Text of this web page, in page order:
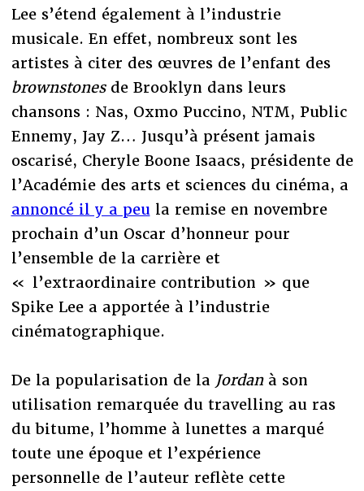
Lee s’étend également à l’industrie
musicale. En effet, nombreux sont les
artistes à citer des œuvres de l’enfant des
brownstonesde Brooklyn dans leurs
chansons : Nas, Oxmo Puccino, NTM, Public
Ennemy, Jay Z… Jusqu’à présent jamais
oscarisé, Cheryle Boone Isaacs, présidente de
l’Académie des arts et sciences du cinéma, a
annoncé il y a peu la remise en novembre
prochain d’un Oscar d’honneur pour
l’ensemble de la carrière et
« l’extraordinaire contribution » que
Spike Lee a apportée à l’industrie
cinématographique.
De la popularisation de la Jordanà son
utilisation remarquée du travelling au ras
du bitume, l’homme à lunettes a marqué
toute une époque et l’expérience
personnelle de l’auteur reflète cette